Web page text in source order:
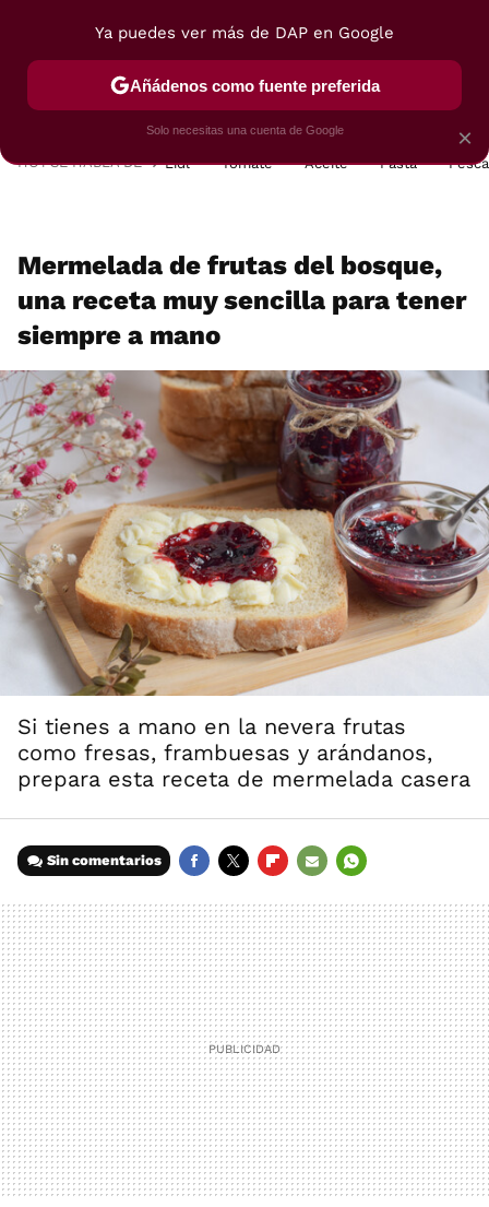
POSTRES VIAJES SELECCIÓN VEGUI
HOY SE HABLA DE Lidl Tomate Aceite Pasta
Mermelada de frutas del bosque,
una receta muy sencilla para tener
siempre a mano
Si tienes a mano en la nevera frutas
como fresas, frambuesas y arándanos,
prepara esta receta de mermelada casera
Sin comentarios
MAIL
×
Ya puedes ver más de DAP en Google
Añádenos como fuente preferida
Solo necesitas una cuenta de Google